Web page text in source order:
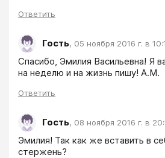
Ответить
Гость, 05 ноября 2016 г. в
Спасибо, Эмилия Васильевна! Я
на неделю и на жизнь пишу! А.М.
Ответить
Гость, 08 ноября 2016 г. в
Эмилия! Так как же вставить в
стержень?